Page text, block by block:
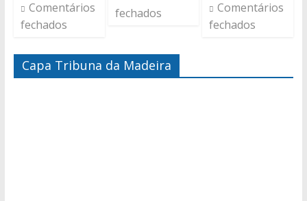
Comentários
fechados
fechados
Comentários
fechados
Capa Tribuna da Madeira